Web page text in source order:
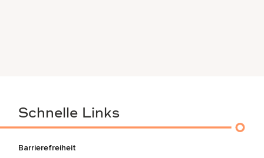
Schnelle Links
Barrierefreiheit